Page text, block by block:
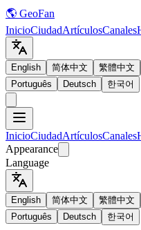
🌎 GeoFan
InicioCiudadArtículosCanales
English 简体中文 繁體中文
Português
Deutsch 한국어
InicioCiudadArtículosCanales
Appearance
Language
English 简体中文 繁體中文
Português
Deutsch 한국어